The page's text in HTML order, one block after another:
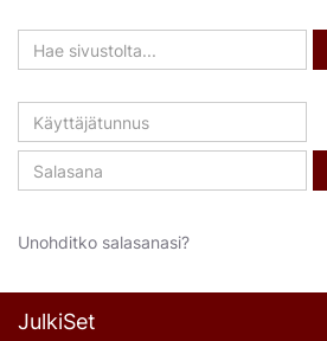
Hae
sivustolta
Käyttäjätunnus
Salasana
Unohditko salasanasi?
JulkiSet